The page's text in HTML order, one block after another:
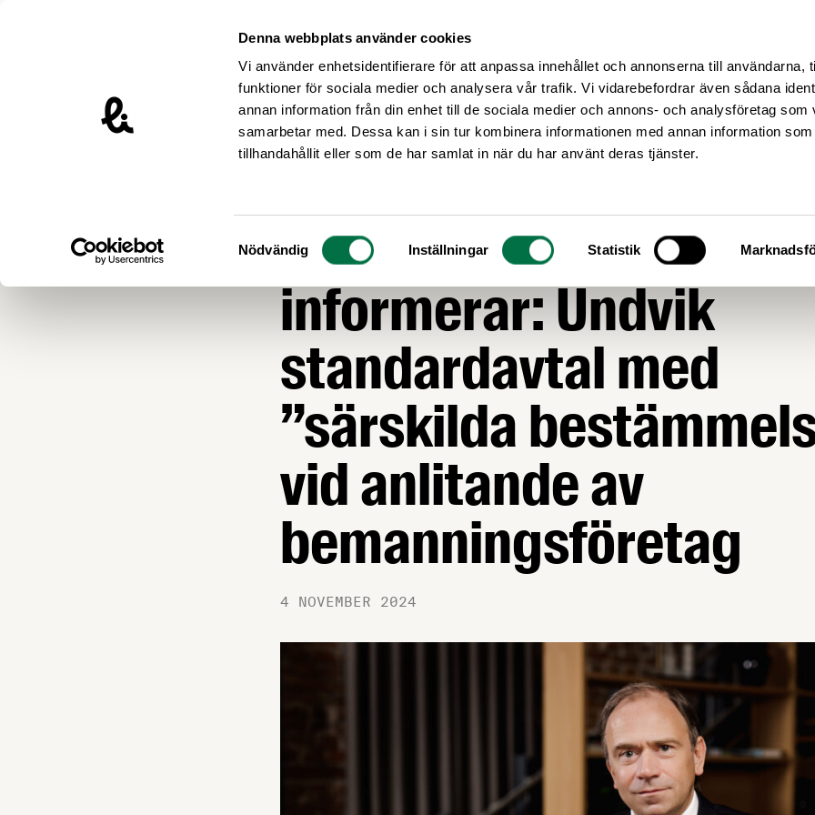
Denna webbplats använder cookies
Vi använder enhetsidentifierare för att anpassa innehållet och annonserna till användarna,
funktioner för sociala medier och analysera vår trafik. Vi vidarebefordrar även sådana
annan information från din enhet till de sociala medier och annons- och analysföretag som
samarbetar med. Dessa kan i sin tur kombinera informationen med annan information
tillhandahållit eller som de har samlat in när du har använt deras tjänster.
Samtyckesval
Nödvändig Inställningar Statistik
Livsmedelsföretagen – till startsidan
Nyheter
Förhandlingschefen
informerar: Undvik
standardavtal med
”särskilda
vid anlitande av
bemanningsföretag
4 NOVEMBER 2024